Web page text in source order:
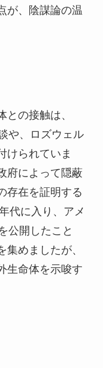
が、陰謀論の温
の接触は、
や、ロズウェル
けられていま
府によって隠蔽
存在を証明する
代に入り、アメ
公開したこと
めましたが、
生命体を示唆す